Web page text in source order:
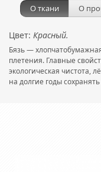
О ткани О
Цвет: Красный.
Бязь —
плетения. Главные
экологическая чистота,
на долгие годы